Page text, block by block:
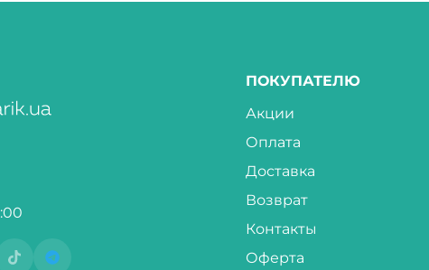
ПОКУПАТЕЛЮ
Акции
Оплата
Доставка
Возврат
Контакты
Оферта